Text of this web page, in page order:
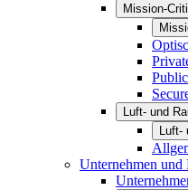
Mission-
Luft- und
Luft-
Unternehmen und